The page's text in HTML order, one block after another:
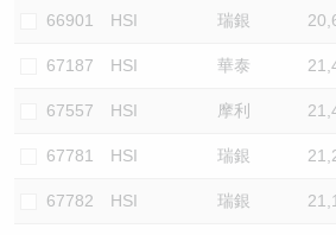
66901 HSI 瑞銀
67187 HSI 華泰
67557 HSI 摩利
67781 HSI 瑞銀
67782 HSI 瑞銀